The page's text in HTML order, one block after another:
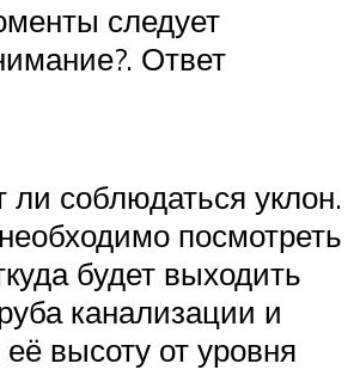
следует
Ответ
ли соблюдаться уклон.
посмотреть
будет выходить
канализации и
высоту от уровня